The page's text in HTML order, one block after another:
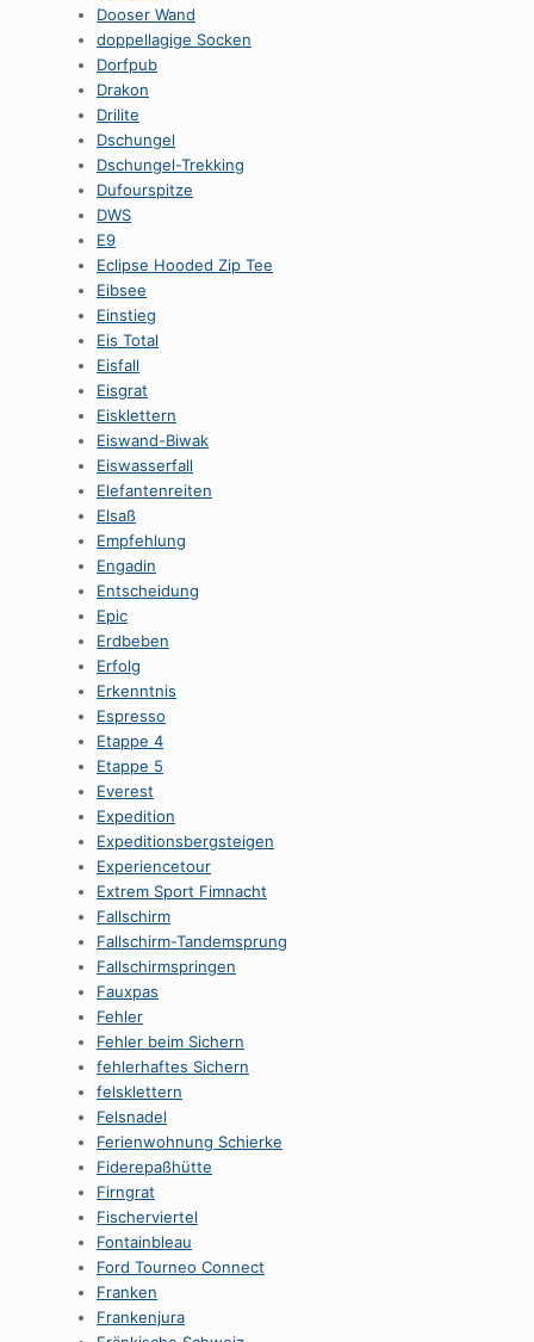
Dooser Wand
doppellagige Socken
Dorfpub
Drakon
Drilite
Dschungel
Dschungel-Trekking
Dufourspitze
DWS
E9
Eclipse Hooded Zip Tee
Eibsee
Einstieg
Eis Total
Eisfall
Eisgrat
Eisklettern
Eiswand-Biwak
Eiswasserfall
Elefantenreiten
Elsaß
Empfehlung
Engadin
Entscheidung
Epic
Erdbeben
Erfolg
Erkenntnis
Espresso
Etappe 4
Etappe 5
Everest
Expedition
Expeditionsbergsteigen
Experiencetour
Extrem Sport Fimnacht
Fallschirm
Fallschirm-Tandemsprung
Fallschirmspringen
Fauxpas
Fehler
Fehler beim Sichern
fehlerhaftes Sichern
felsklettern
Felsnadel
Ferienwohnung Schierke
Fiderepaßhütte
Firngrat
Fischerviertel
Fontainbleau
Ford Tourneo Connect
Franken
Frankenjura